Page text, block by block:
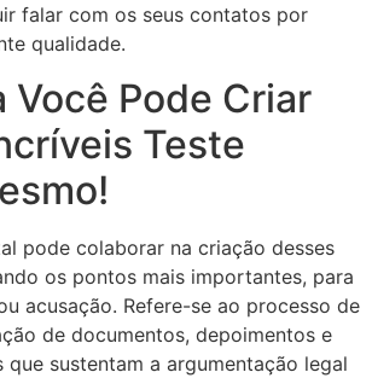
falar com os seus contatos por
qualidade.
Você Pode Criar
Teste
pode colaborar na criação desses
os pontos mais importantes, para
acusação. Refere-se ao processo de
de documentos, depoimentos e
que sustentam a argumentação legal